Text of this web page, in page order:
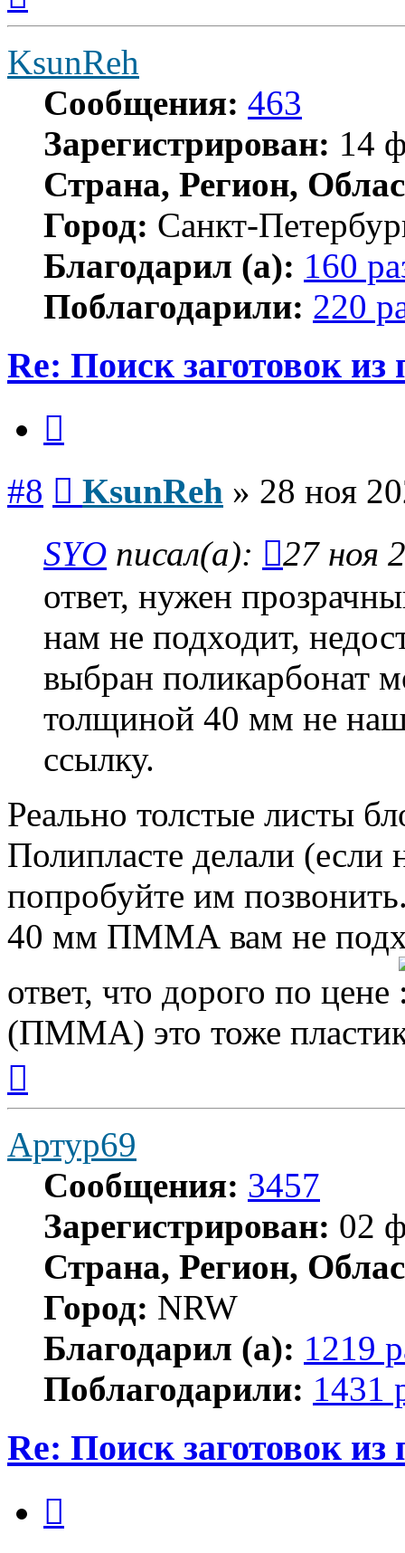
началу
KsunReh
Сообщения: 463
Зарегистрирован: 14
Страна, Регион,
Город: Санкт-
Благодарил (а): 160
Поблагодарили: 220
Re: Поиск заготовок из
#8 KsunReh » 28 ноя
SYO писал(а):
27 ноя
ответ, нужен
нам не подходит,
выбран поликарбонат
толщиной 40 мм не
ссылку.
Реально толстые листы
Полипласте делали
попробуйте им
40 мм ПММА вам не
ответ, что дорого по цене
(ПММА) это тоже
началу
Артур69
Сообщения: 3457
Зарегистрирован: 02
Страна, Регион,
Город: NRW
Благодарил (а): 1219
Поблагодарили: 1431
Re: Поиск заготовок из